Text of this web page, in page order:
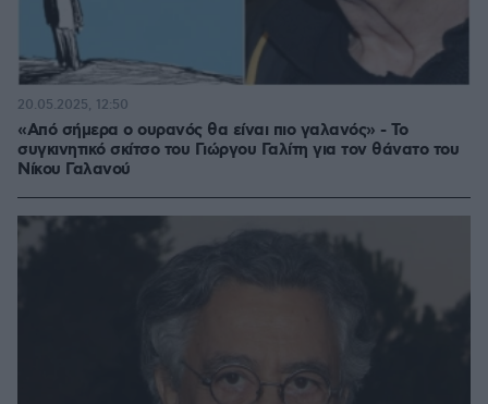
«Από σήμερα ο ουρανός θα είναι πιο γαλανός» - Το
συγκινητικό σκίτσο του Γιώργου Γαλίτη για τον θάνατο του
Νίκου Γαλανού
20.05.2025, 12:50